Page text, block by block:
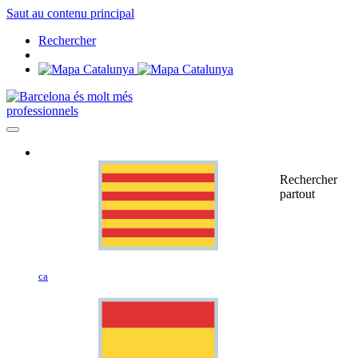
Saut au contenu principal
Rechercher
professionnels
ca
Rechercher
partout